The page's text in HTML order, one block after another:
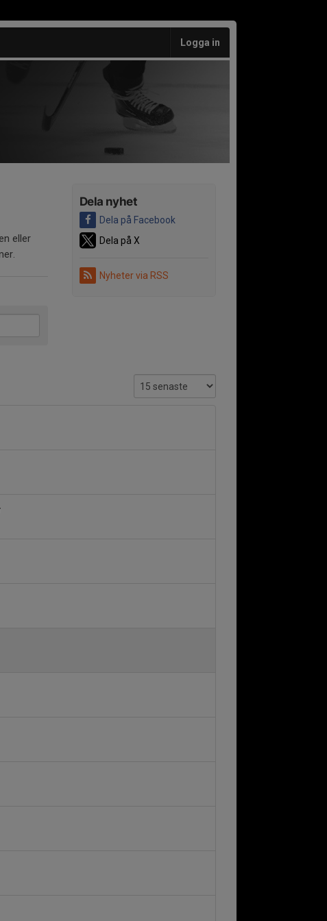
Logga in
Dela nyhet
Dela på Facebook
Dela på X
Nyheter via RSS
eller